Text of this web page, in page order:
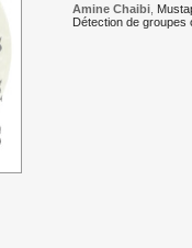
Amine Chaibi,
Détection de groupes